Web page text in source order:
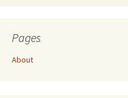
Pages
About